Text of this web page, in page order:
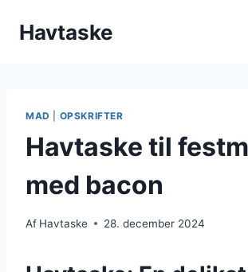
Havtaske
MAD OPSKRIFTER
Havtaske til
med bacon
Af Havtaske 28. december 2024